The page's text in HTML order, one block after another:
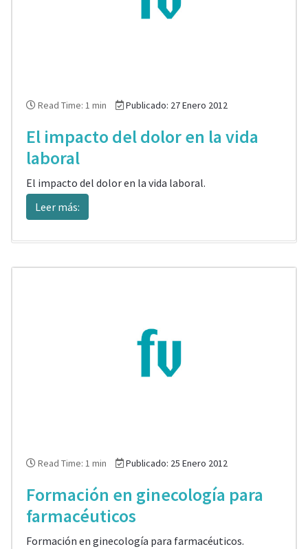
Read Time: 1 min Publicado: 27 Enero 2012
El impacto del dolor en la vida
laboral
El impacto del dolor en la vida laboral.
Leer más:
Read Time: 1 min Publicado: 25 Enero 2012
Formación en ginecología para
farmacéuticos
Formación en ginecología para farmacéuticos.